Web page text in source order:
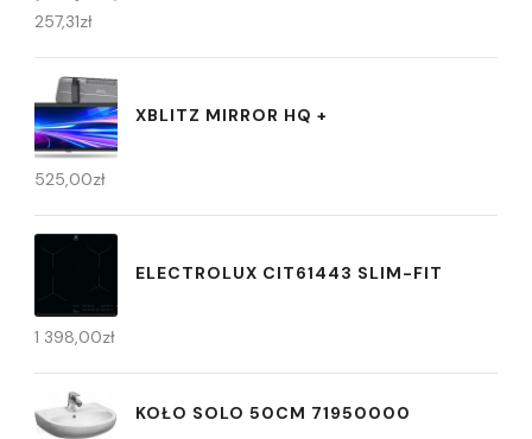
257,31zł
XBLITZ MIRROR HQ +
525,00zł
ELECTROLUX CIT61443 SLIM-FIT
1 398,00zł
KOŁO SOLO 50CM 71950000